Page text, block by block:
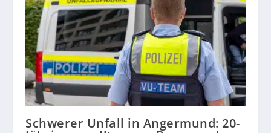
Schwerer Unfall in Angermund: 20-